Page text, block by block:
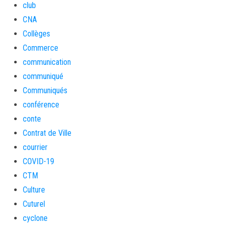
club
CNA
Collèges
Commerce
communication
communiqué
Communiqués
conférence
conte
Contrat de Ville
courrier
COVID-19
CTM
Culture
Cuturel
cyclone